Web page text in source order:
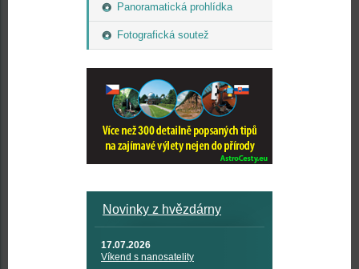
Panoramatická prohlídka
Fotografická soutež
Novinky z hvězdárny
17.07.2026
Víkend s nanosatelity